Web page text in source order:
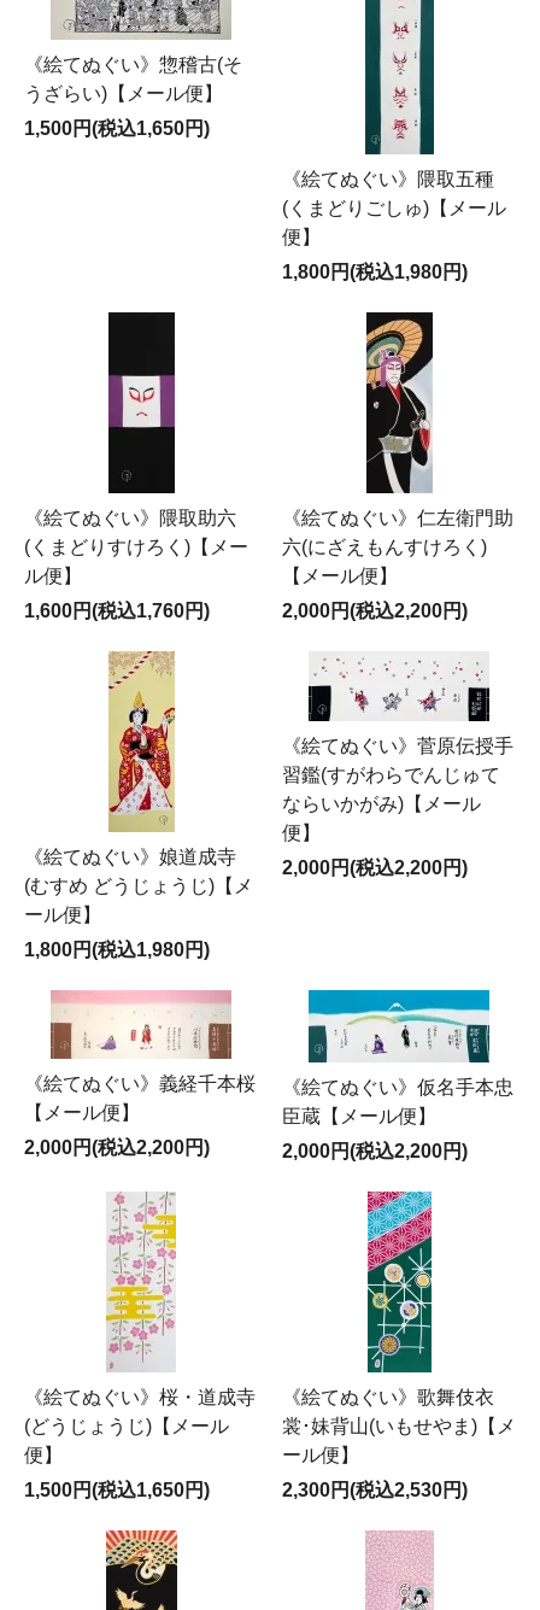
《絵てぬぐい》惣稽古(そ
うざらい)【メール便】
1,500円(税込1,650円)
《絵てぬぐい》隈取五種
(くまどりごしゅ)【メール
便】
1,800円(税込1,980円)
《絵てぬぐい》隈取助六
(くまどりすけろく)【メー
ル便】
1,600円(税込1,760円)
《絵てぬぐい》仁左衛門助
六(にざえもんすけろく)
【メール便】
2,000円(税込2,200円)
《絵てぬぐい》娘道成寺
(むすめ どうじょうじ)【メ
ール便】
1,800円(税込1,980円)
《絵てぬぐい》菅原伝授手
習鑑(すがわらでんじゅて
ならいかがみ)【メール
便】
2,000円(税込2,200円)
《絵てぬぐい》義経千本桜
【メール便】
2,000円(税込2,200円)
《絵てぬぐい》仮名手本忠
臣蔵【メール便】
2,000円(税込2,200円)
《絵てぬぐい》桜・道成寺
(どうじょうじ)【メール
便】
1,500円(税込1,650円)
《絵てぬぐい》歌舞伎衣
裳･妹背山(いもせやま)【メ
ール便】
2,300円(税込2,530円)